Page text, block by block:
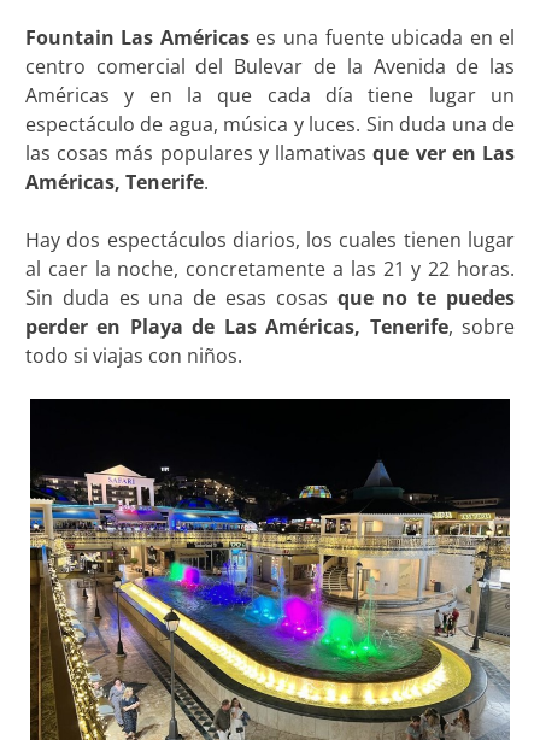
Fountain Las Américas es una fuente ubicada en el
centro comercial del Bulevar de la Avenida de las
Américas y en la que cada día tiene lugar un
espectáculo de agua, música y luces. Sin duda una de
las cosas más populares y llamativasque ver en Las
Américas, Tenerife.
Hay dos espectáculos diarios, los cuales tienen lugar
al caer la noche, concretamente a las 21 y 22 horas.
Sin duda es una de esas cosas que no te puedes
perder en Playa de Las Américas, Tenerife, sobre
todo si viajas con niños.